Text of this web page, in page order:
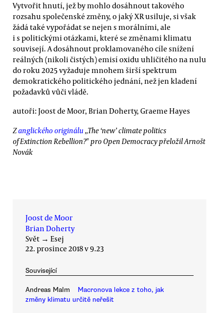
Vytvořit hnutí, jež by mohlo dosáhnout takového
rozsahu společenské změny, o jaký XR usiluje, si však
žádá také vypořádat se nejen s morálními, ale
i s politickými otázkami, které se změnami klimatu
souvisejí. A dosáhnout proklamovaného cíle snížení
reálných (nikoli čistých) emisí oxidu uhličitého na nulu
do roku 2025 vyžaduje mnohem širší spektrum
demokratického politického jednání, než jen kladení
požadavků vůči vládě.
autoři: Joost de Moor, Brian Doherty, Graeme Hayes
Zanglického originálu „The ‘new’ climate politics
of Extinction Rebellion?" pro Open Democracy přeložil Arnošt
Novák
Joost de Moor
Brian Doherty
Svět → Esej
22. prosince 2018 v 9.23
Související
Andreas Malm
Macronova lekce z toho, jak
změny klimatu určitě neřešit